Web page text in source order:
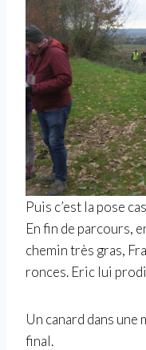
Puis c’est la pose
En fin de parcours,
chemin très gras,
ronces. Eric lui
Un canard dans
final.